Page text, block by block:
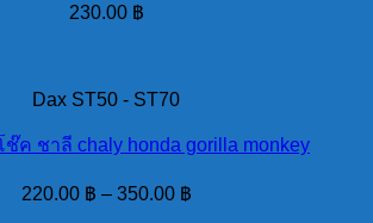
230.00 ฿
Dax ST50 - ST70
ค ชาลี chaly honda gorilla monkey
220.00 ฿ – 350.00 ฿